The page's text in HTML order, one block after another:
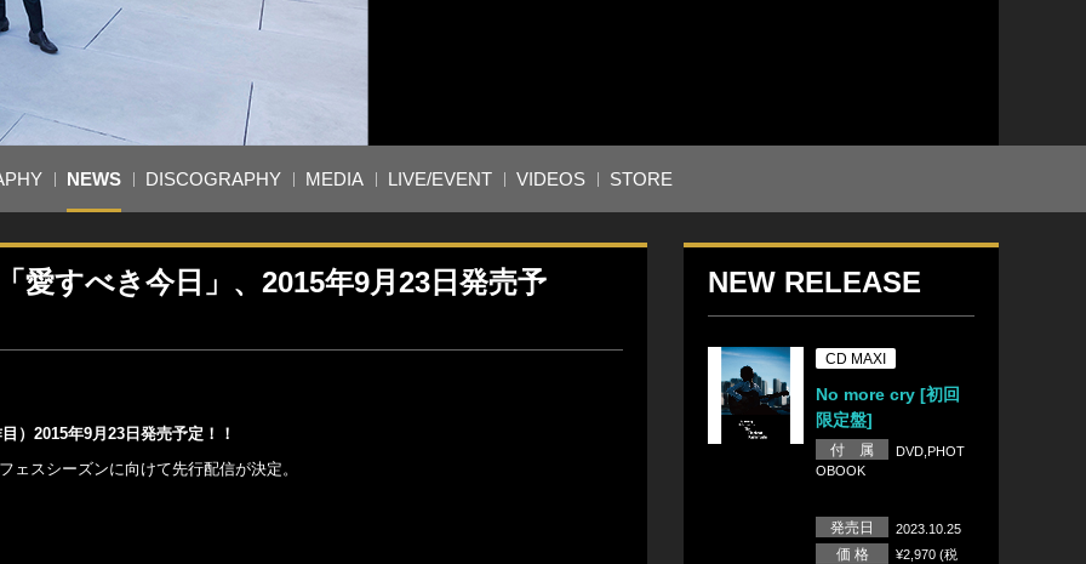
NEWS DISCOGRAPHY MEDIA LIVE/EVENT VIDEOS STORE
愛すべき今日」、2015年9月23日発売予
）2015年9月23日発売予定！！
スシーズンに向けて先行配信が決定。
NEW RELEASE
CD MAXI
No more cry [初回
限定盤]
付 属
DVD,PHOT
OBOOK
発売日 2023.10.25
価 格
¥2,970 (税